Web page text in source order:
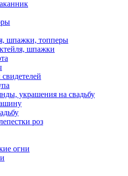
шпажки, топперы
шпажки
украшения на свадьбу
роз
огни